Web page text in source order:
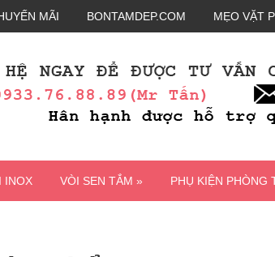
MÃI BONTAMDEP.COM MẸO VẶT
VÒI SEN TẮM » PHỤ KIỆN PHÒNG